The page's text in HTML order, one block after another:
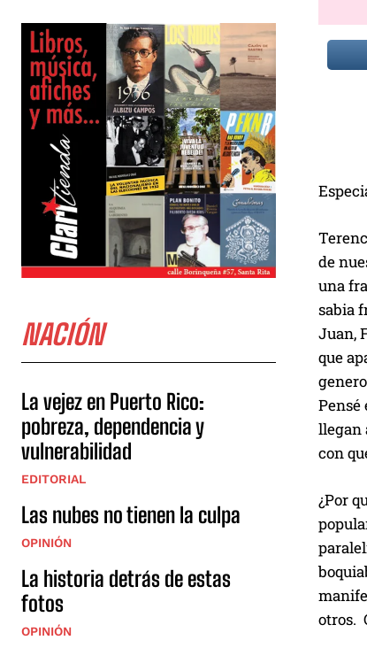
NACIÓN
La vejez en Puerto Rico:
pobreza, dependencia y
vulnerabilidad
EDITORIAL
Las nubes no tienen la culpa
OPINIÓN
La historia detrás de estas
fotos
OPINIÓN
de
una
sabia
Juan,
que
Pensé
llegan
con
¿Por
otros.